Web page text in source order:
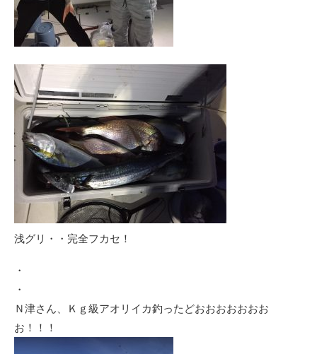
浅グリ・・完全フカセ！
・
・
Ｎ津さん、Ｋｇ級アオリイカ釣ったどおおおおおおお
お！！！